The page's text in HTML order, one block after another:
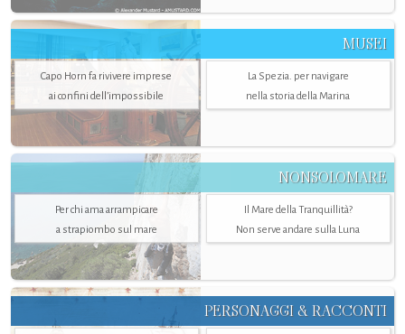
MUSEI
Capo Horn fa rivivere imprese
ai confini dell’impossibile
La Spezia. per navigare
nella storia della Marina
NONSOLOMARE
Per chi ama arrampicare
a strapiombo sul mare
Il Mare della Tranquillità?
Non serve andare sulla Luna
PERSONAGGI & RACCONTI